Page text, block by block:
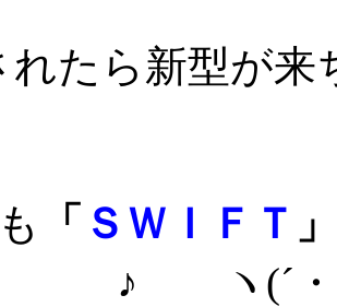
れたら新型が来
「 ＳＷＩＦＴ 」
♪ ヽ(´・